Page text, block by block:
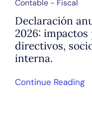
Contable - Fiscal
Declaración
2026:
directivos,
interna.
Continue Reading